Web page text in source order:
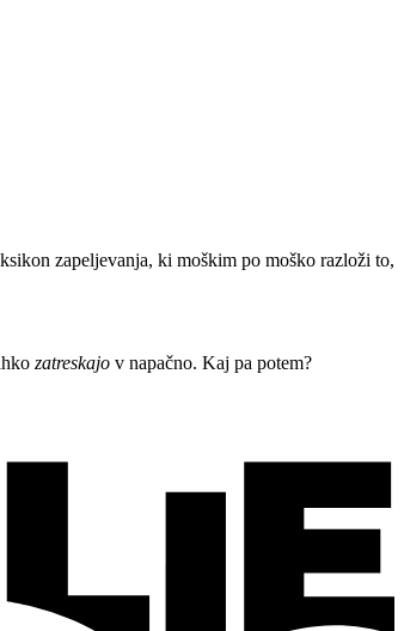
zapeljevanja, ki moškim po moško razloži to,
zatreskajo v napačno. Kaj pa potem?